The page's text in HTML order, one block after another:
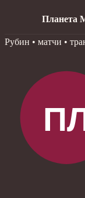
Планета
Skip
Рубин • матчи •